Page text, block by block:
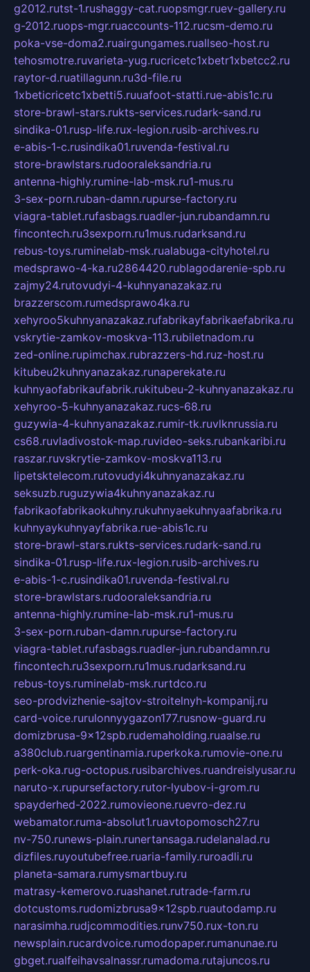
g2012.rutst-1.rushaggy-cat.ruopsmgr.ruev-gallery.ru
g-2012.ruops-mgr.ruaccounts-112.rucsm-demo.ru
poka-vse-doma2.ruairgungames.ruallseo-host.ru
tehosmotre.ruvarieta-yug.rucricetc1xbetr1xbetcc2.ru
raytor-d.ruatillagunn.ru3d-file.ru
1xbeticricetc1xbetti5.ruuafoot-statti.rue-abis1c.ru
store-brawl-stars.rukts-services.rudark-sand.ru
sindika-01.rusp-life.rux-legion.rusib-archives.ru
e-abis-1-c.rusindika01.ruvenda-festival.ru
store-brawlstars.rudooraleksandria.ru
antenna-highly.rumine-lab-msk.ru1-mus.ru
3-sex-porn.ruban-damn.rupurse-factory.ru
viagra-tablet.rufasbags.ruadler-jun.rubandamn.ru
fincontech.ru3sexporn.ru1mus.rudarksand.ru
rebus-toys.ruminelab-msk.rualabuga-cityhotel.ru
medsprawo-4-ka.ru2864420.rublagodarenie-spb.ru
zajmy24.rutovudyi-4-kuhnyanazakaz.ru
brazzerscom.rumedsprawo4ka.ru
xehyroo5kuhnyanazakaz.rufabrikayfabrikaefabrika.ru
vskrytie-zamkov-moskva-113.rubiletnadom.ru
zed-online.rupimchax.rubrazzers-hd.ruz-host.ru
kitubeu2kuhnyanazakaz.runaperekate.ru
kuhnyaofabrikaufabrik.rukitubeu-2-kuhnyanazakaz.ru
xehyroo-5-kuhnyanazakaz.rucs-68.ru
guzywia-4-kuhnyanazakaz.rumir-tk.ruvlknrussia.ru
cs68.ruvladivostok-map.ruvideo-seks.rubankaribi.ru
raszar.ruvskrytie-zamkov-moskva113.ru
lipetsktelecom.rutovudyi4kuhnyanazakaz.ru
seksuzb.ruguzywia4kuhnyanazakaz.ru
fabrikaofabrikaokuhny.rukuhnyaekuhnyaafabrika.ru
kuhnyaykuhnyayfabrika.rue-abis1c.ru
store-brawl-stars.rukts-services.rudark-sand.ru
sindika-01.rusp-life.rux-legion.rusib-archives.ru
e-abis-1-c.rusindika01.ruvenda-festival.ru
store-brawlstars.rudooraleksandria.ru
antenna-highly.rumine-lab-msk.ru1-mus.ru
3-sex-porn.ruban-damn.rupurse-factory.ru
viagra-tablet.rufasbags.ruadler-jun.rubandamn.ru
fincontech.ru3sexporn.ru1mus.rudarksand.ru
rebus-toys.ruminelab-msk.rurtdco.ru
seo-prodvizhenie-sajtov-stroitelnyh-kompanij.ru
card-voice.rurulonnyygazon177.rusnow-guard.ru
domizbrusa-9x12spb.rudemaholding.ruaalse.ru
a380club.ruargentinamia.ruperkoka.rumovie-one.ru
perk-oka.rug-octopus.rusibarchives.ruandreislyusar.ru
naruto-x.rupursefactory.rutor-lyubov-i-grom.ru
spayderhed-2022.rumovieone.ruevro-dez.ru
webamator.ruma-absolut1.ruavtopomosch27.ru
nv-750.runews-plain.runertansaga.rudelanalad.ru
dizfiles.ruyoutubefree.ruaria-family.ruroadli.ru
planeta-samara.rumysmartbuy.ru
matrasy-kemerovo.ruashanet.rutrade-farm.ru
dotcustoms.rudomizbrusa9x12spb.ruautodamp.ru
narasimha.rudjcommodities.runv750.rux-ton.ru
newsplain.rucardvoice.rumodopaper.rumanunae.ru
gbget.rualfeihavsalnassr.rumadoma.rutajuncos.ru